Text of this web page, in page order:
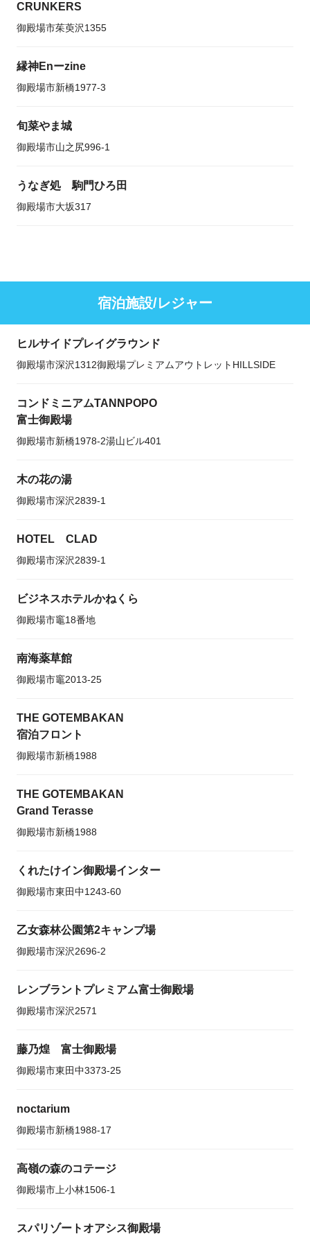
CRUNKERS
御殿場市茱萸沢1355
縁神Enーzine
御殿場市新橋1977-3
旬菜やま城
御殿場市山之尻996-1
うなぎ処 駒門ひろ田
御殿場市大坂317
宿泊施設/レジャー
ヒルサイドプレイグラウンド
御殿場市深沢1312御殿場プレミアムアウトレットHILLSIDE
コンドミニアムTANNPOPO
富士御殿場
御殿場市新橋1978-2湯山ビル401
木の花の湯
御殿場市深沢2839-1
HOTEL CLAD
御殿場市深沢2839-1
ビジネスホテルかねくら
御殿場市竈18番地
南海薬草館
御殿場市竈2013-25
THE GOTEMBAKAN
宿泊フロント
御殿場市新橋1988
THE GOTEMBAKAN
Grand Terasse
御殿場市新橋1988
くれたけイン御殿場インター
御殿場市東田中1243-60
乙女森林公園第2キャンプ場
御殿場市深沢2696-2
レンブラントプレミアム富士御殿場
御殿場市深沢2571
藤乃煌 富士御殿場
御殿場市東田中3373-25
noctarium
御殿場市新橋1988-17
高嶺の森のコテージ
御殿場市上小林1506-1
スパリゾートオアシス御殿場